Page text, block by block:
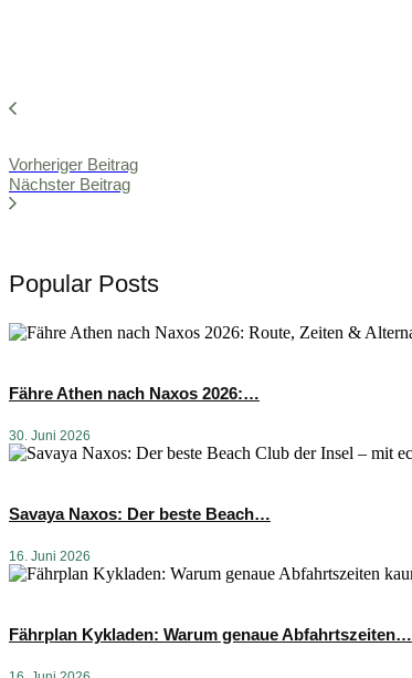
Vorheriger Beitrag
Nächster Beitrag
Popular Posts
Fähre Athen nach Naxos 2026:…
30. Juni 2026
Savaya Naxos: Der beste Beach…
16. Juni 2026
Fährplan Kykladen: Warum genaue Abfahrtszeiten…